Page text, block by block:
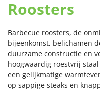
Roosters
Barbecue roosters, de
bijeenkomst, belichamen
duurzame constructie en
hoogwaardig roestvrij
een gelijkmatige
op sappige steaks en